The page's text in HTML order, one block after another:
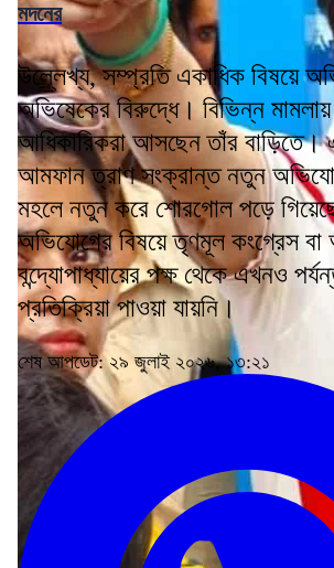
মদনের
উল্লেখ্য, সম্প্রতি একাধিক বিষয়ে
অভিষেকের বিরুদ্ধে। বিভিন্ন
আধিকারিকরা আসছেন তাঁর বাড়িতে।
আমফান ত্রাণ সংক্রান্ত নতুন
মহলে নতুন করে শোরগোল পড়ে
অভিযোগের বিষয়ে তৃণমূল কংগ্রেস
বন্দ্যোপাধ্যায়ের পক্ষ থেকে এখনও
প্রতিক্রিয়া পাওয়া যায়নি।
শেষ আপডেট: ২৯ জুলাই ২০২৬, ১৩:২১